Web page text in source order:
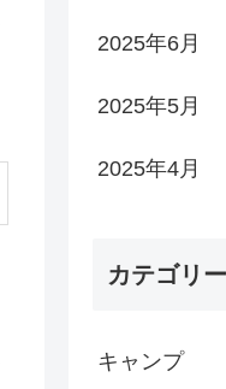
2025年6月
2025年5月
2025年4月
カテゴリー
キャンプ